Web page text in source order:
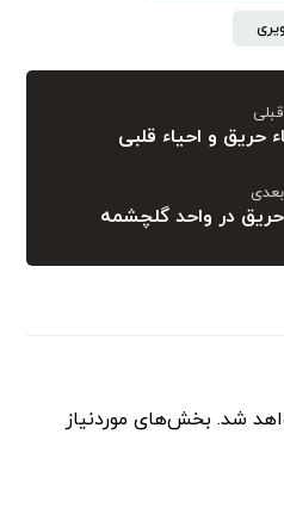
قبلی
حریق و احیاء قلبی
بعدی
حریق در واحد گلچشمه
شد. بخش‌های موردنیاز